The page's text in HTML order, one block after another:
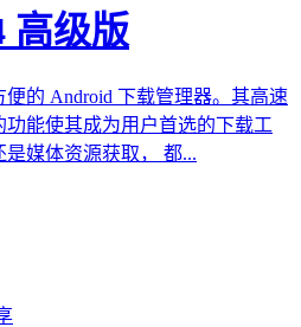
高级版
的 Android 下载管理器。其高速
能使其成为用户首选的下载工
媒体资源获取， 都...